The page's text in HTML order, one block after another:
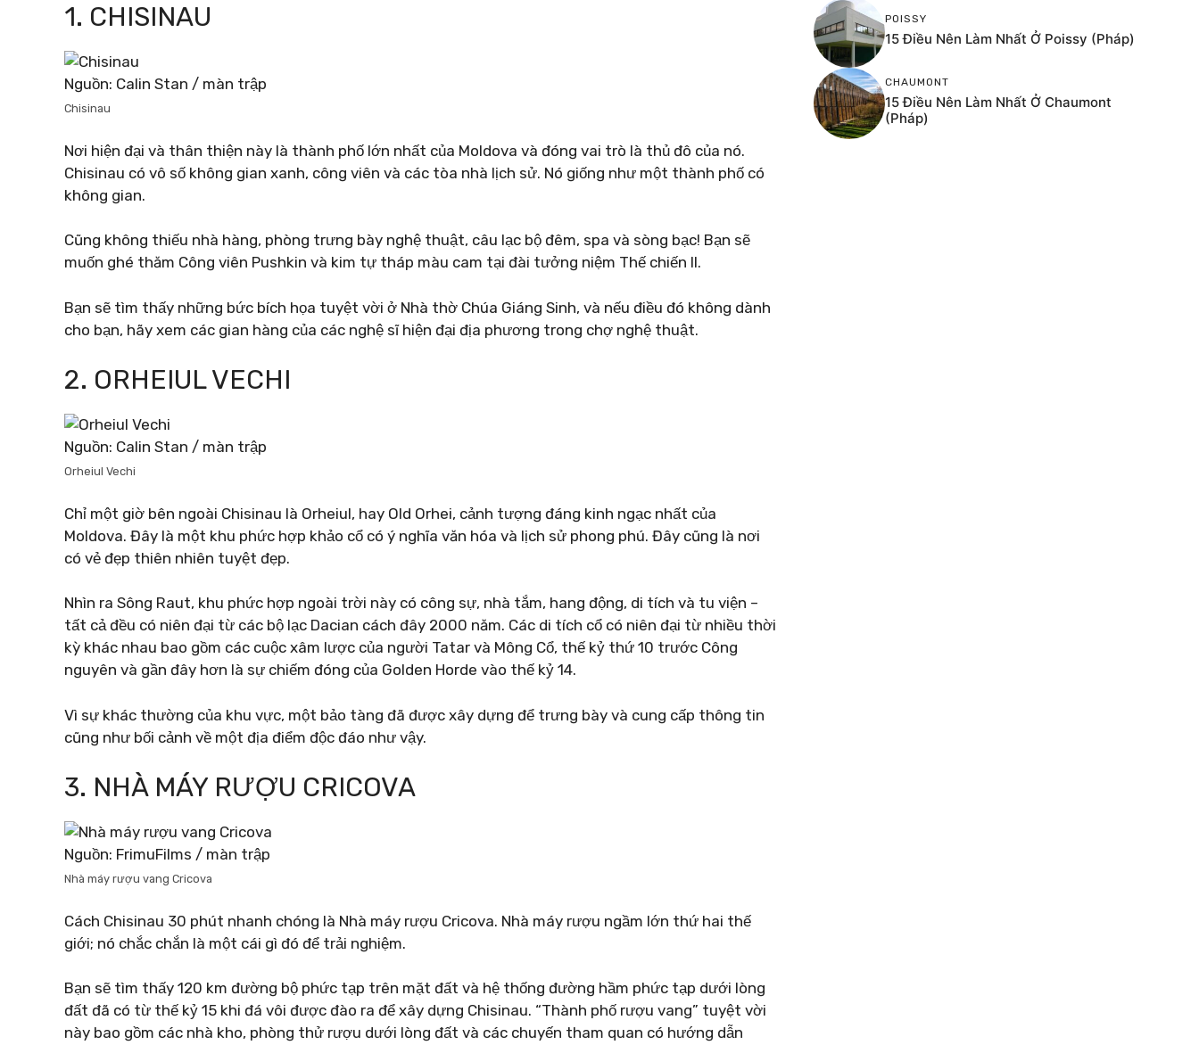
1. CHISINAU
Nguồn: Calin Stan / màn trập
Chisinau
Nơi hiện đại và thân thiện này là thành phố lớn nhất của Moldova và đóng vai trò là thủ đô của nó.
Chisinau có vô số không gian xanh, công viên và các tòa nhà lịch sử. Nó giống như một thành phố có
không gian.
Cũng không thiếu nhà hàng, phòng trưng bày nghệ thuật, câu lạc bộ đêm, spa và sòng bạc! Bạn sẽ
muốn ghé thăm Công viên Pushkin và kim tự tháp màu cam tại đài tưởng niệm Thế chiến II.
Bạn sẽ tìm thấy những bức bích họa tuyệt vời ở Nhà thờ Chúa Giáng Sinh, và nếu điều đó không dành
cho bạn, hãy xem các gian hàng của các nghệ sĩ hiện đại địa phương trong chợ nghệ thuật.
2. ORHEIUL VECHI
Nguồn: Calin Stan / màn trập
Orheiul Vechi
Chỉ một giờ bên ngoài Chisinau là Orheiul, hay Old Orhei, cảnh tượng đáng kinh ngạc nhất của
Moldova. Đây là một khu phức hợp khảo cổ có ý nghĩa văn hóa và lịch sử phong phú. Đây cũng là nơi
có vẻ đẹp thiên nhiên tuyệt đẹp.
Nhìn ra Sông Raut, khu phức hợp ngoài trời này có công sự, nhà tắm, hang động, di tích và tu viện –
tất cả đều có niên đại từ các bộ lạc Dacian cách đây 2000 năm. Các di tích cổ có niên đại từ nhiều thời
kỳ khác nhau bao gồm các cuộc xâm lược của người Tatar và Mông Cổ, thế kỷ thứ 10 trước Công
nguyên và gần đây hơn là sự chiếm đóng của Golden Horde vào thế kỷ 14.
Vì sự khác thường của khu vực, một bảo tàng đã được xây dựng để trưng bày và cung cấp thông tin
cũng như bối cảnh về một địa điểm độc đáo như vậy.
3. NHÀ MÁY RƯỢU CRICOVA
Nguồn: FrimuFilms / màn trập
Nhà máy rượu vang Cricova
Cách Chisinau 30 phút nhanh chóng là Nhà máy rượu Cricova. Nhà máy rượu ngầm lớn thứ hai thế
giới; nó chắc chắn là một cái gì đó để trải nghiệm.
Bạn sẽ tìm thấy 120 km đường bộ phức tạp trên mặt đất và hệ thống đường hầm phức tạp dưới lòng
đất đã có từ thế kỷ 15 khi đá vôi được đào ra để xây dựng Chisinau. “Thành phố rượu vang” tuyệt vời
này bao gồm các nhà kho, phòng thử rượu dưới lòng đất và các chuyến tham quan có hướng dẫn
POISSY
15 Điều Nên Làm Nhất Ở Poissy (Pháp)
CHAUMONT
15 Điều Nên Làm Nhất Ở Chaumont
(Pháp)